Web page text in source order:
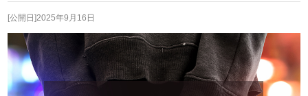
[公開日]2025年9月16日